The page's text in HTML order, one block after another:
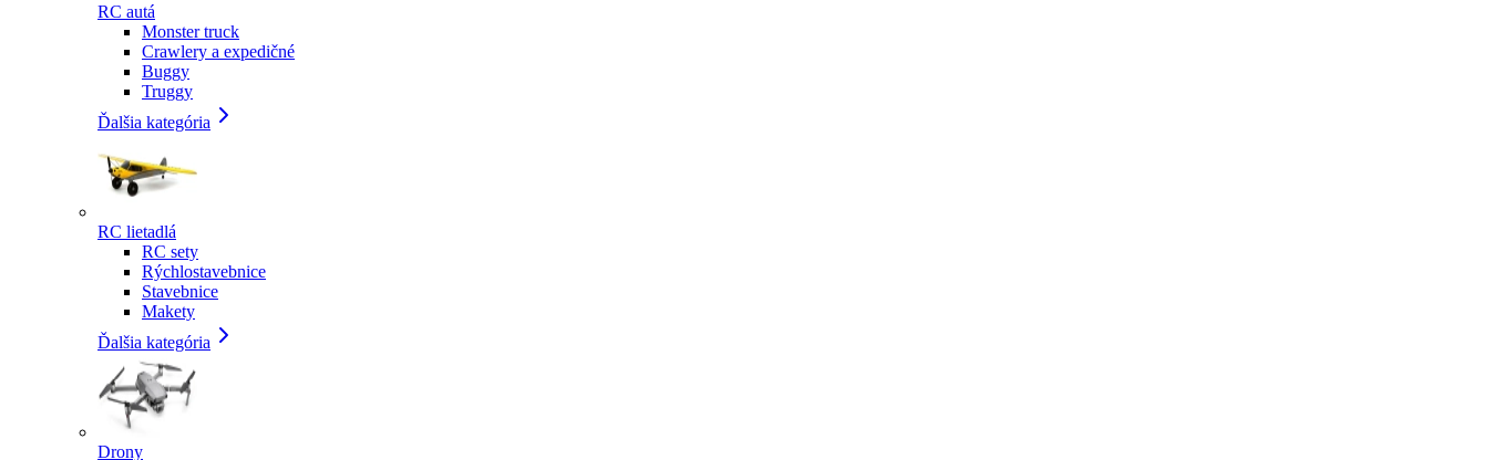
RC autá
Monster truck
Crawlery a expedičné
Buggy
Truggy
Ďalšia kategória
RC lietadlá
RC sety
Rýchlostavebnice
Stavebnice
Makety
Ďalšia kategória
Drony